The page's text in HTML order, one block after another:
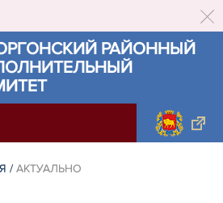
РАЙОННЫЙ
/ АКТУАЛЬНО